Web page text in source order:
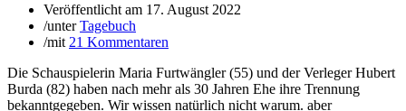
Veröffentlicht am 17. August 2022
/unterTagebuch
/mit 21 Kommentaren
Die Schauspielerin Maria Furtwängler (55) und der Verleger Hubert
Burda (82) haben nach mehr als 30 Jahren Ehe ihre Trennung
bekanntgegeben. Wir wissen natürlich nicht warum. aber